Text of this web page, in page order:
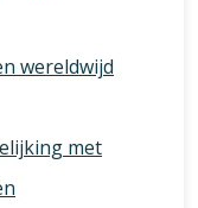
wereldwijd
met